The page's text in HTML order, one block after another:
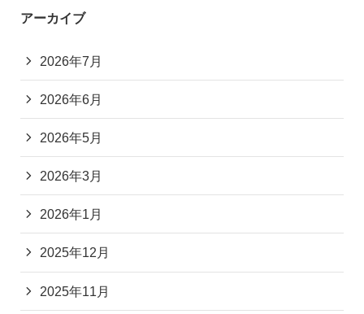
アーカイブ
2026年7月
2026年6月
2026年5月
2026年3月
2026年1月
2025年12月
2025年11月